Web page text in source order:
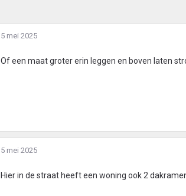
5 mei 2025
Of een maat groter erin leggen en boven laten
5 mei 2025
Hier in de straat heeft een woning ook 2